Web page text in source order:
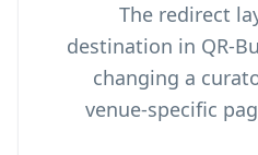
The redirect
destination in QR-
changing a
venue-specific